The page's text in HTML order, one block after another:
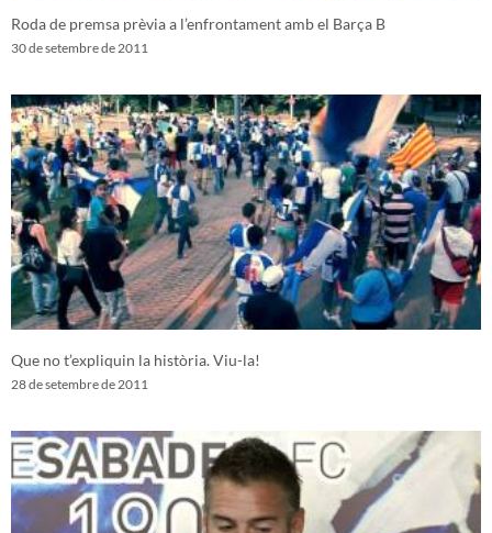
Roda de premsa prèvia a l’enfrontament amb el Barça B
30 de setembre de 2011
Que no t’expliquin la història. Viu-la!
28 de setembre de 2011